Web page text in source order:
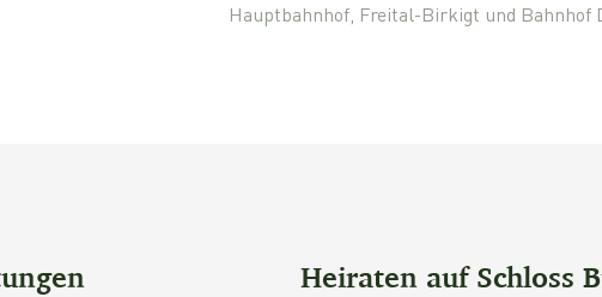
Hauptbahnhof, Freital-Birkigt und Bahnhof
Heiraten auf Schloss